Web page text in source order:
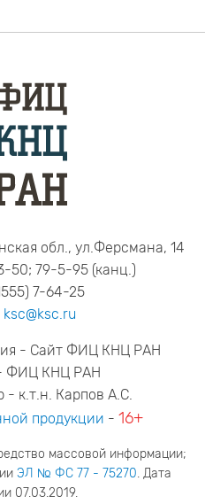
обл., ул.Ферсмана, 14
50; 79-5-95 (канц.)
7-64-25
ksc@ksc.ru
- Сайт ФИЦ КНЦ РАН
ФИЦ КНЦ РАН
- к.т.н. Карпов А.С.
продукции - 16+
массовой информации;
ЭЛ № ФС 77 - 75270. Дата
07.03.2019.